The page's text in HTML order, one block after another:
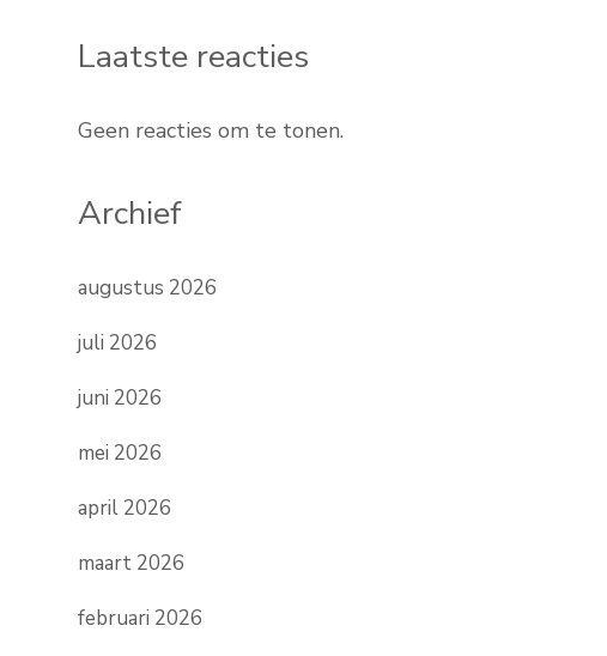
Laatste reacties
Geen reacties om te tonen.
Archief
augustus 2026
juli 2026
juni 2026
mei 2026
april 2026
maart 2026
februari 2026